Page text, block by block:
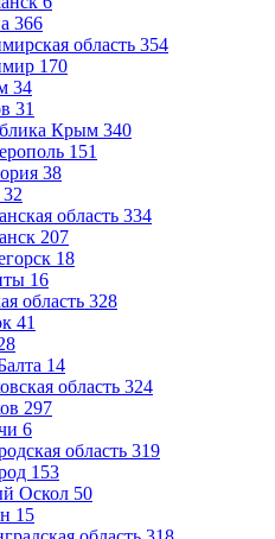
366
область 354
170
34
31
Крым 340
151
38
32
область 334
207
18
16
область 328
41
14
область 324
297
6
область 319
153
Оскол 50
15